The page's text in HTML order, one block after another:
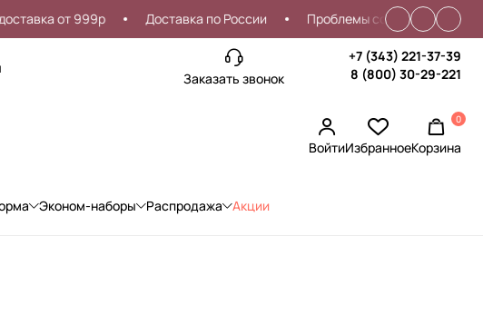
от 999р Доставка по России Проблемы со входом?
Заказать звонок
+7 (343) 221-37-39
8 (800) 30-29-221
ВойтиИзбранное
0
Корзина
Эконом-наборы Распродажа Акции